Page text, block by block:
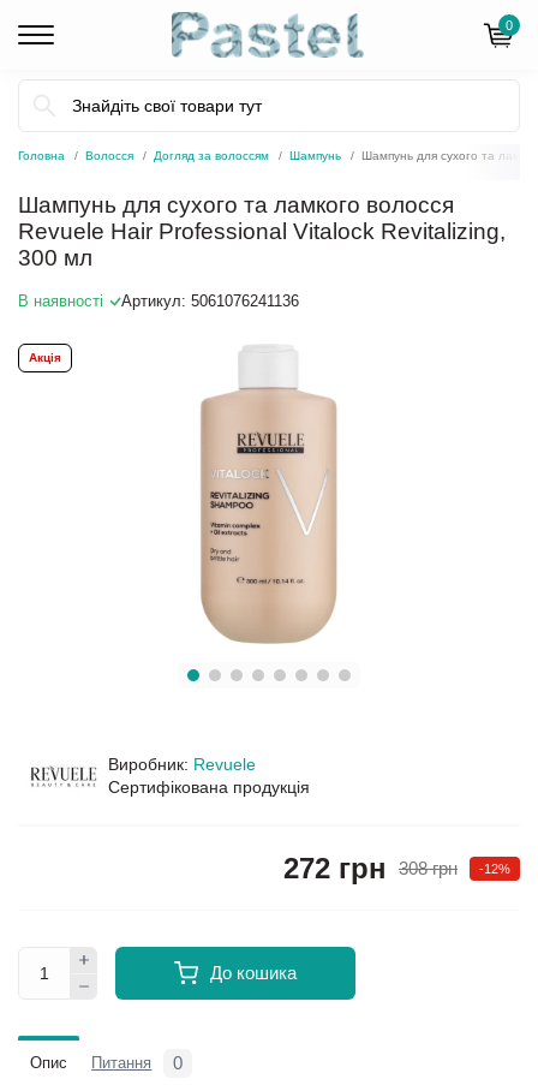
0
Головна Волосся Догляд за волоссям Шампунь Шампунь для сухого та
Шампунь для сухого та ламкого волосся
Revuele Hair Professional Vitalock Revitalizing,
300 мл
В наявності Артикул: 5061076241136
Акція
Виробник: Revuele
Сертифікована продукція
308 грн -12%
272 грн
До кошика
Опис Питання 0